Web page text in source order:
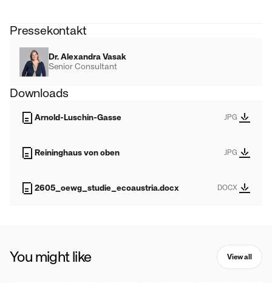
Pressekontakt
Dr. Alexandra Vasak
Senior Consultant
Downloads
Arnold-Luschin-Gasse JPG
Reininghaus von oben JPG
2605_oewg_studie_ecoaustria.docx DOCX
You might like View all